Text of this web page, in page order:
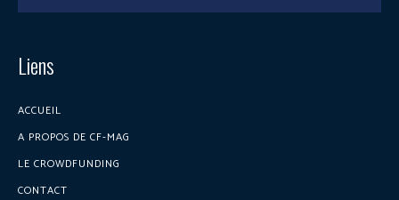
Liens
ACCUEIL
A PROPOS DE CF-MAG
LE CROWDFUNDING
CONTACT